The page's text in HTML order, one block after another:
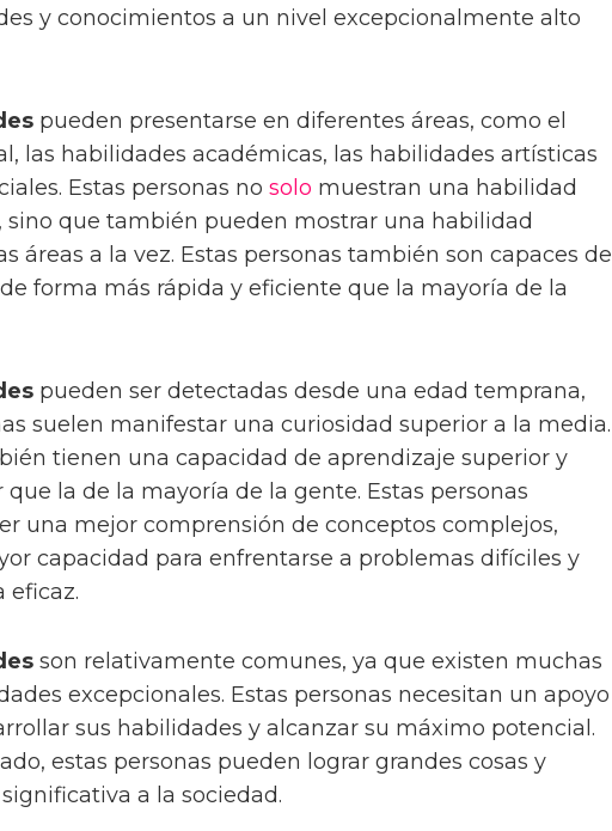
y conocimientos a un nivel excepcionalmente alto
pueden presentarse en diferentes áreas, como el
las habilidades académicas, las habilidades artísticas
Estas personas no solo muestran una habilidad
sino que también pueden mostrar una habilidad
áreas a la vez. Estas personas también son capaces de
de forma más rápida y eficiente que la mayoría de la
pueden ser detectadas desde una edad temprana,
suelen manifestar una curiosidad superior a la media.
tienen una capacidad de aprendizaje superior y
que la de la mayoría de la gente. Estas personas
una mejor comprensión de conceptos complejos,
capacidad para enfrentarse a problemas difíciles y
eficaz.
son relativamente comunes, ya que existen muchas
excepcionales. Estas personas necesitan un apoyo
sus habilidades y alcanzar su máximo potencial.
estas personas pueden lograr grandes cosas y
a la sociedad.